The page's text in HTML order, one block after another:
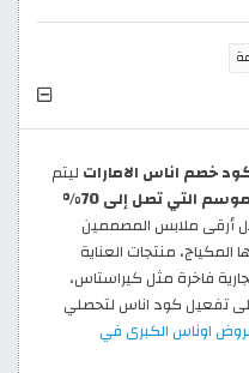
خصم اناس الامارات ليتم
تخفيضات نهاية الموسم التي تصل إلى 70%
أرقى ملابس المصممين
منتجات العناية
فاخرة مثل كيراستاس،
تفعيل كود اناس لتحصلي
اوناس الكبرى في